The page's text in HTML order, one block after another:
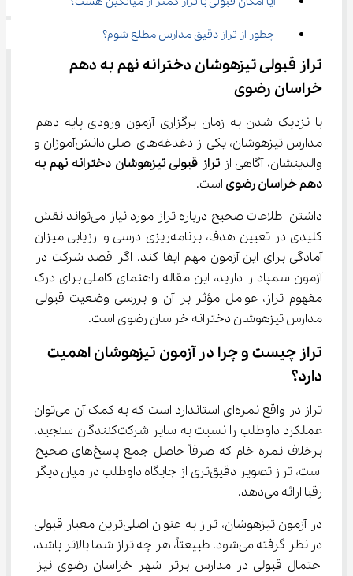
چطور از تراز دقیق مدارس مطلع شوم؟
تراز قبولی تیزهوشان دخترانه نهم به دهم
خراسان رضوی
با نزدیک شدن به زمان برگزاری آزمون ورودی پایه دهم
مدارس تیزهوشان، یکی از دغدغه‌های اصلی دانش‌آموزان و
والدینشان، آگاهی از تراز قبولی تیزهوشان دخترانه نهم به
دهم خراسان رضوی است.
داشتن اطلاعات صحیح درباره تراز مورد نیاز می‌تواند نقش
کلیدی در تعیین هدف، برنامه‌ریزی درسی و ارزیابی میزان
آمادگی برای این آزمون مهم ایفا کند. اگر قصد شرکت در
آزمون سمپاد را دارید، این مقاله راهنمای کاملی برای درک
مفهوم تراز، عوامل مؤثر بر آن و بررسی وضعیت قبولی
مدارس تیزهوشان دخترانه خراسان رضوی است.
تراز چیست و چرا در آزمون تیزهوشان اهمیت
دارد؟
تراز در واقع نمره‌ای استاندارد است که به کمک آن می‌توان
عملکرد داوطلب را نسبت به سایر شرکت‌کنندگان سنجید.
برخلاف نمره خام که صرفاً حاصل جمع پاسخ‌های صحیح
است، تراز تصویر دقیق‌تری از جایگاه داوطلب در میان دیگر
رقبا ارائه می‌دهد.
در آزمون تیزهوشان، تراز به عنوان اصلی‌ترین معیار قبولی
در نظر گرفته می‌شود. طبیعتاً، هر چه تراز شما بالاتر باشد،
احتمال قبولی در مدارس برتر شهر خراسان رضوی نیز